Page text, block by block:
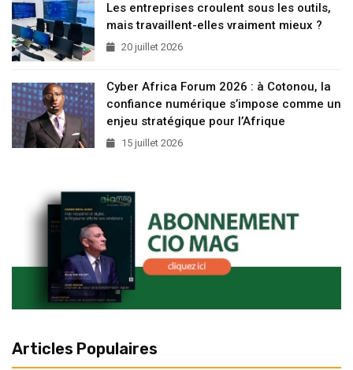
Les entreprises croulent sous les outils,
mais travaillent-elles vraiment mieux ?
20 juillet 2026
Cyber Africa Forum 2026 : à Cotonou, la
confiance numérique s’impose comme un
enjeu stratégique pour l’Afrique
15 juillet 2026
Articles Populaires